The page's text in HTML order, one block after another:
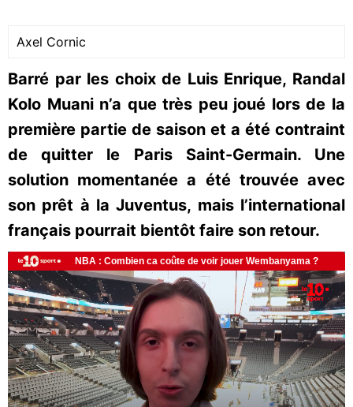
Axel Cornic
Barré par les choix de Luis Enrique, Randal
Kolo Muani n’a que très peu joué lors de la
première partie de saison et a été contraint
de quitter le Paris Saint-Germain. Une
solution momentanée a été trouvée avec
son prêt à la Juventus, mais l’international
français pourrait bientôt faire son retour.